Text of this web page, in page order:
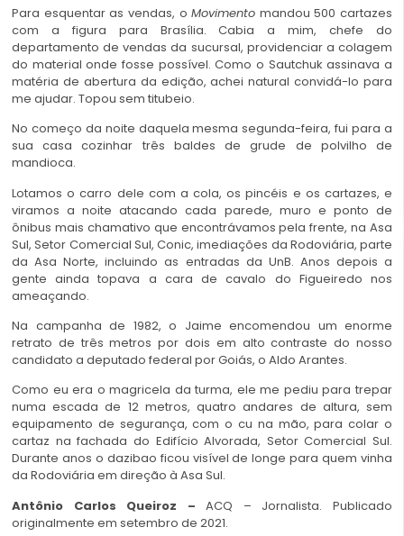
Para esquentar as vendas, oMovimento mandou 500 cartazes
com a figura para Brasília. Cabia a mim, chefe do
departamento de vendas da sucursal, providenciar a colagem
do material onde fosse possível. Como o Sautchuk assinava a
matéria de abertura da edição, achei natural convidá-lo para
me ajudar. Topou sem titubeio.
No começo da noite daquela mesma segunda-feira, fui para a
sua casa cozinhar três baldes de grude de polvilho de
mandioca.
Lotamos o carro dele com a cola, os pincéis e os cartazes, e
viramos a noite atacando cada parede, muro e ponto de
ônibus mais chamativo que encontrávamos pela frente, na Asa
Sul, Setor Comercial Sul, Conic, imediações da Rodoviária, parte
da Asa Norte, incluindo as entradas da UnB. Anos depois a
gente ainda topava a cara de cavalo do Figueiredo nos
ameaçando.
Na campanha de 1982, o Jaime encomendou um enorme
retrato de três metros por dois em alto contraste do nosso
candidato a deputado federal por Goiás, o Aldo Arantes.
Como eu era o magricela da turma, ele me pediu para trepar
numa escada de 12 metros, quatro andares de altura, sem
equipamento de segurança, com o cu na mão, para colar o
cartaz na fachada do Edifício Alvorada, Setor Comercial Sul.
Durante anos o dazibao ficou visível de longe para quem vinha
da Rodoviária em direção à Asa Sul.
Antônio Carlos Queiroz –ACQ – Jornalista. Publicado
originalmente em setembro de 2021.